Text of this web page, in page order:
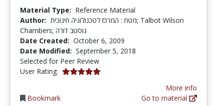
Material Type: Reference Material
Author: מטח : המרכז לטכנולוגיה חינוכית; Talbot Wilson
Chambers; גוסטב דורה
Date Created: October 6, 2009
Date Modified: September 5, 2018
Selected for Peer Review
User Rating: 5.0 stars
Bookmark
More info
Go to material